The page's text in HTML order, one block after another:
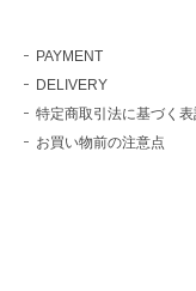
PAYMENT
DELIVERY
特定商取引法に基づく
お買い物前の注意点